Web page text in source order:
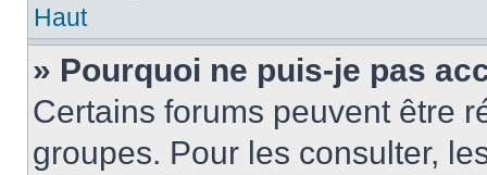
Haut
» Pourquoi ne puis-je pas
Certains forums peuvent être
groupes. Pour les consulter,